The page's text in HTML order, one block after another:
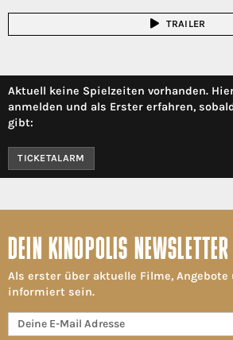
TRAILER
Aktuell keine Spielzeiten vorhanden.
anmelden und als Erster erfahren,
gibt:
TICKETALARM
DEIN KINOPOLIS NEWSLETTER
Als erster über aktuelle Filme, Angebote
informiert sein.